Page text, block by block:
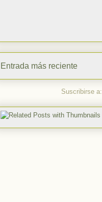
Entrada más reciente
Suscribirse a: